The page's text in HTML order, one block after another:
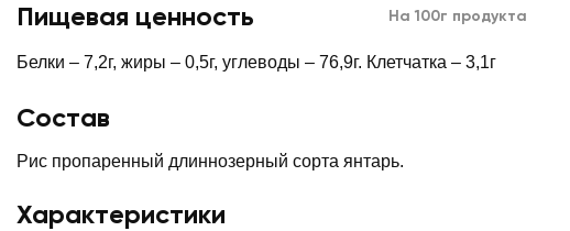
Пищевая ценность На 100г продукта
Белки – 7,2г, жиры – 0,5г, углеводы – 76,9г. Клетчатка – 3,1г
Состав
Рис пропаренный длиннозерный сорта янтарь.
Характеристики